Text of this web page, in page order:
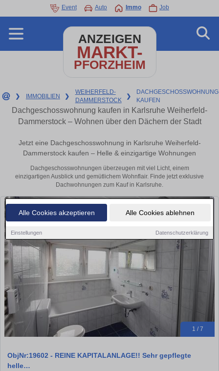
Alle Cookies akzeptieren Alle Cookies ablehnen
Einstellungen Datenschutzerklärung
Event Auto Immo Job
ANZEIGEN
MARKT-
PFORZHEIM
❯ IMMOBILIEN ❯
WEIHERFELD-
DAMMERSTOCK
❯
KAUFEN
Dachgeschosswohnung kaufen in Karlsruhe Weiherfeld-
Dammerstock – Wohnen über den Dächern der Stadt
Jetzt eine Dachgeschosswohnung in Karlsruhe Weiherfeld-
Dammerstock kaufen – Helle & einzigartige Wohnungen
Dachgeschosswohnungen überzeugen mit viel Licht, einem
einzigartigen Ausblick und gemütlichem Wohnflair. Finde jetzt exklusive
Dachwohnungen zum Kauf in Karlsruhe.
1 / 7
ObjNr:19602 - REINE KAPITALANLAGE!! Sehr gepflegte
helle…